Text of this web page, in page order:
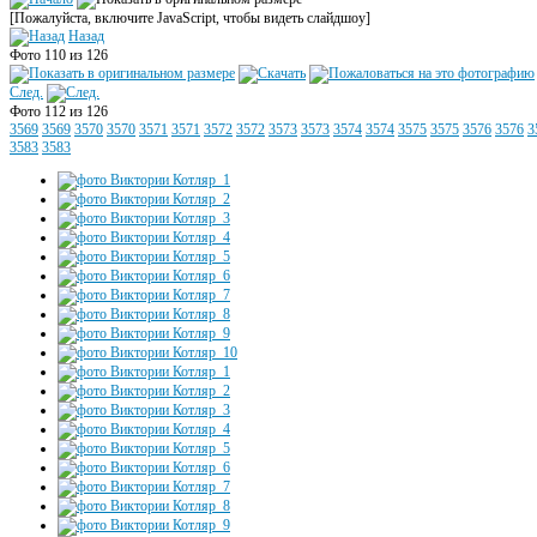
[Пожалуйста, включите JavaScript, чтобы видеть слайдшоу]
Назад
Фото 110 из 126
След.
Фото 112 из 126
3569 3569 3570 3570 3571 3571 3572 3572 3573 3573 3574 3574 3575 3575 3576 3576
3583 3583